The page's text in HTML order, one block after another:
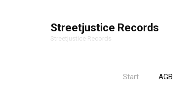
Streetjustice Records
Streetjustice Records
Start AGB